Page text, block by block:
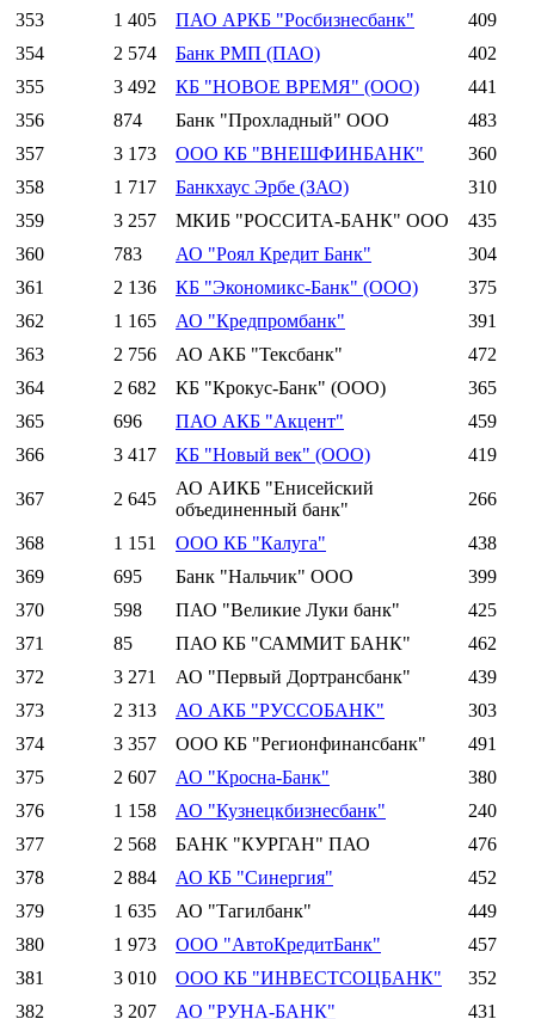
353 1 405 ПАО АРКБ "Росбизнесбанк"
409
354
2 574 Банк РМП (ПАО)
402
355
3 492 КБ "НОВОЕ ВРЕМЯ" (ООО)
441
356
874 Банк "Прохладный" ООО
483
357
3 173 ООО КБ "ВНЕШФИНБАНК"
360
358
1 717 Банкхаус Эрбе (ЗАО)
310
359
3 257 МКИБ "РОССИТА-БАНК" ООО
435
360
783 АО "Роял Кредит Банк"
304
361
2 136 КБ "Экономикс-Банк" (ООО)
375
362
1 165 АО "Кредпромбанк"
391
363
2 756 АО АКБ "Тексбанк"
472
364
2 682 КБ "Крокус-Банк" (ООО)
365
365
696 ПАО АКБ "Акцент"
459
366
3 417 КБ "Новый век" (ООО) 419
367 2 645
АО АИКБ "Енисейский
объединенный банк"
266
368 1 151 ООО КБ "Калуга"
438
369
695 Банк "Нальчик" ООО
399
370
598 ПАО "Великие Луки банк"
425
371
85 ПАО КБ "САММИТ БАНК"
462
372
3 271 АО "Первый Дортрансбанк"
439
373
2 313 АО АКБ "РУССОБАНК"
303
374
3 357 ООО КБ "Регионфинансбанк"
491
375
2 607 АО "Кросна-Банк"
380
376
1 158 АО "Кузнецкбизнесбанк"
240
377
2 568 БАНК "КУРГАН" ПАО
476
378
2 884 АО КБ "Синергия"
452
379
1 635 АО "Тагилбанк"
449
380
1 973 ООО "АвтоКредитБанк"
457
381
3 010 ООО КБ "ИНВЕСТСОЦБАНК"
352
382
3 207 АО "РУНА-БАНК"
431